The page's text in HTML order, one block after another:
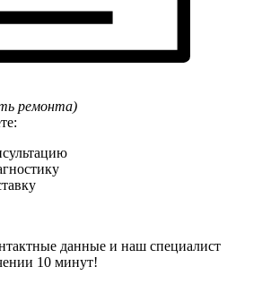
ремонта)
данные и наш специалист
10 минут!